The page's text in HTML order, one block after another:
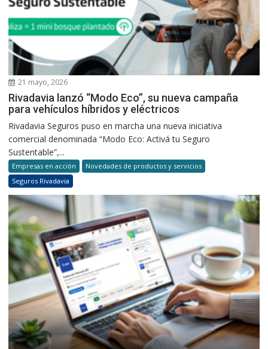
21 mayo, 2026
Rivadavia lanzó “Modo Eco”, su nueva campaña
para vehículos híbridos y eléctricos
Rivadavia Seguros puso en marcha una nueva iniciativa
comercial denominada “Modo Eco: Activá tu Seguro
Sustentable”,...
Empresas en acción
Novedades de productos y servicios
Seguros Rivadavia